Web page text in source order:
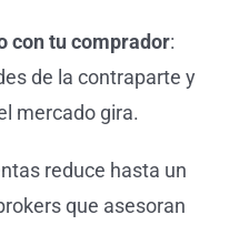
con tu comprador:
de la contraparte y
mercado gira.
reduce hasta un
que asesoran